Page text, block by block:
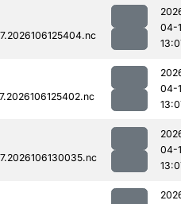
04-
04-
04-